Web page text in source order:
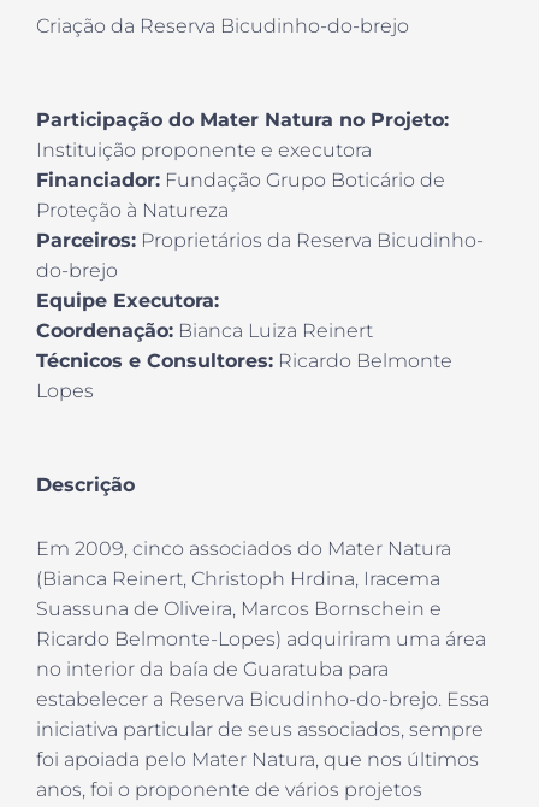
Criação da Reserva Bicudinho-do-brejo
Participação do Mater Natura no Projeto:
Instituição proponente e executora
Financiador: Fundação Grupo Boticário de
Proteção à Natureza
Parceiros: Proprietários da Reserva Bicudinho-
do-brejo
Equipe Executora:
Coordenação: Bianca Luiza Reinert
Técnicos e Consultores: Ricardo Belmonte
Lopes
Descrição
Em 2009, cinco associados do Mater Natura
(Bianca Reinert, Christoph Hrdina, Iracema
Suassuna de Oliveira, Marcos Bornschein e
Ricardo Belmonte-Lopes) adquiriram uma área
no interior da baía de Guaratuba para
estabelecer a Reserva Bicudinho-do-brejo. Essa
iniciativa particular de seus associados, sempre
foi apoiada pelo Mater Natura, que nos últimos
anos, foi o proponente de vários projetos